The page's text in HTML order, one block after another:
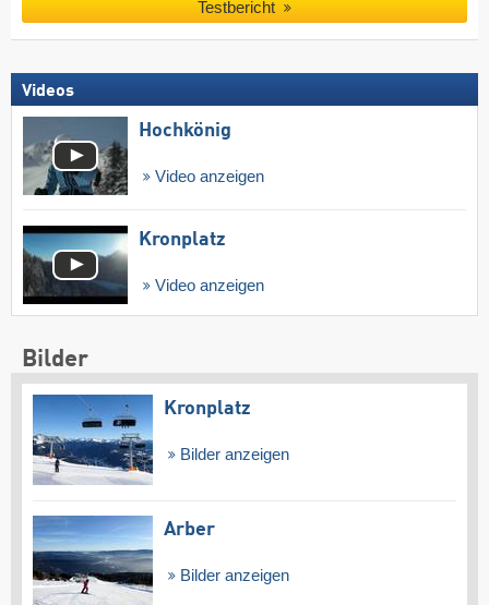
Testbericht
Videos
Hochkönig
Video anzeigen
Kronplatz
Video anzeigen
Bilder
Kronplatz
Bilder anzeigen
Arber
Bilder anzeigen